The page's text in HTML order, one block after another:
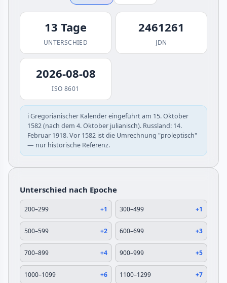
13 Tage
UNTERSCHIED
2461261
JDN
2026-08-08
ISO 8601
ℹ️ Gregorianischer Kalender eingeführt am 15. Oktober
1582 (nach dem 4. Oktober julianisch). Russland: 14.
Februar 1918. Vor 1582 ist die Umrechnung "proleptisch"
— nur historische Referenz.
Unterschied nach Epoche
200–299 +1 300–499 +1
500–599 +2 600–699 +3
700–899 +4 900–999 +5
1000–1099 +6 1100–1299 +7